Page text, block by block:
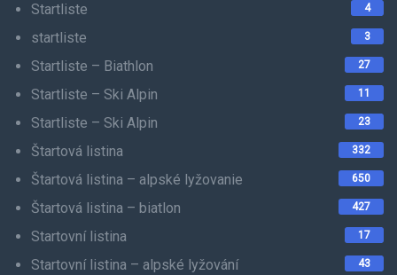
Startliste 4
startliste 3
Startliste – Biathlon 27
Startliste – Ski Alpin 11
Startliste – Ski Alpin 23
Štartová listina 332
Štartová listina – alpské lyžovanie 650
Štartová listina – biatlon 427
Startovní listina 17
Startovní listina – alpské lyžování 43